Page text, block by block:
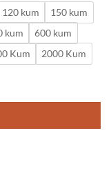
120 kum
150 kum
kum
600 kum
Kum 2000 Kum